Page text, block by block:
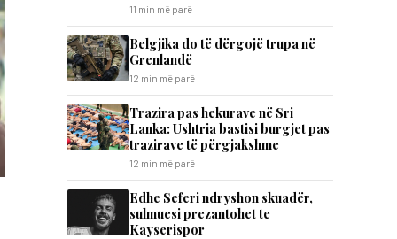
11 min më parë
Belgjika do të dërgojë trupa në
Grenlandë
12 min më parë
Trazira pas hekurave në Sri
Lanka: Ushtria bastisi burgjet pas
trazirave të përgjakshme
12 min më parë
Edhe Seferi ndryshon skuadër,
sulmuesi prezantohet te
Kayserispor